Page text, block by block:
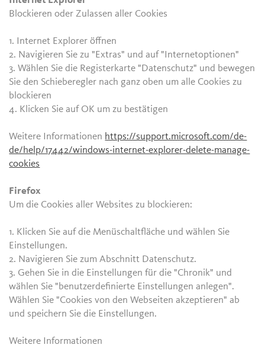
Blockieren oder Zulassen aller Cookies
1. Internet Explorer öffnen
2. Navigieren Sie zu "Extras" und auf "Internetoptionen"
3. Wählen Sie die Registerkarte "Datenschutz" und bewegen
Sie den Schieberegler nach ganz oben um alle Cookies zu
blockieren
4. Klicken Sie auf OK um zu bestätigen
Weitere Informationen https://support.microsoft.com/de-
de/help/17442/windows-internet-explorer-delete-manage-
cookies
Firefox
Um die Cookies aller Websites zu blockieren:
1. Klicken Sie auf die Menüschaltfläche und wählen Sie
Einstellungen.
2. Navigieren Sie zum Abschnitt Datenschutz.
3. Gehen Sie in die Einstellungen für die "Chronik" und
wählen Sie "benutzerdefinierte Einstellungen anlegen".
Wählen Sie "Cookies von den Webseiten akzeptieren" ab
und speichern Sie die Einstellungen.
Weitere Informationen